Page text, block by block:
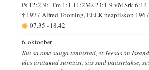
Ps 12:2-9;1Tm 1:1-11;2Ms 23:1-9 või Srk
† 1977 Alfred Tooming, EELK peapiiskop
07.35 - 18.42
6. oktoober
Kui sa oma suuga tunnistad, et Jeesus on
üles äratanud surnuist, siis sind päästetakse,